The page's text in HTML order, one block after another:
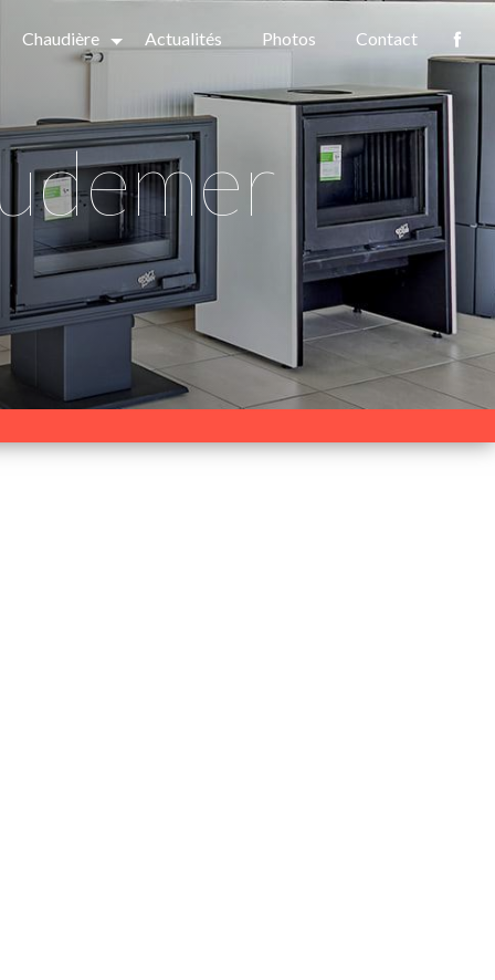
Chaudière Actualités Photos Contact